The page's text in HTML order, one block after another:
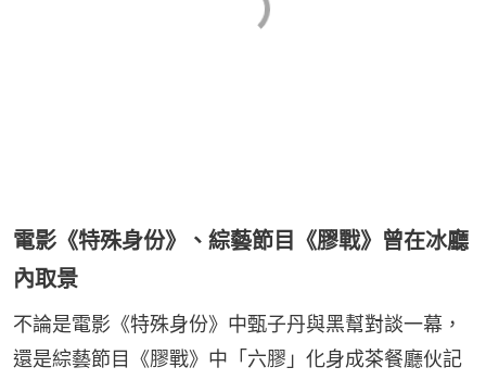
電影《特殊身份》、綜藝節目《膠戰》曾在冰廳
內取景
不論是電影《特殊身份》中甄子丹與黑幫對談一幕，
還是綜藝節目《膠戰》中「六膠」化身成茶餐廳伙記